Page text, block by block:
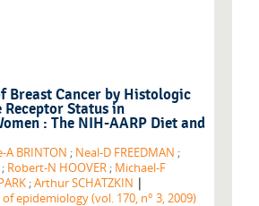
Breast Cancer by Histologic
Receptor Status in
: The NIH-AARP Diet and
A BRINTON ; Neal-D FREEDMAN ;
; Robert-N HOOVER ; Michael-F
;Arthur SCHATZKIN |
epidemiology (vol. 170, n° 3, 2009)